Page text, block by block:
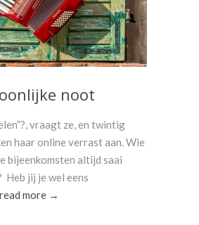
noot
vraagt ze, en twintig
haar online verrast aan. Wie
bijeenkomsten altijd saai
Heb jij je wel eens
read more →